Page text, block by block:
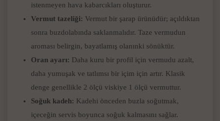
istenmeyen hava kabarcıkları oluşturur.
Vermut tazeliği: Vermut bir şarap ürünüdür; açıldıktan
sonra buzdolabında saklanmalıdır. Taze vermudun
aroması belirgin, bayatlamış olanınki sönüktür.
Oran ayarı: Daha kuru bir profil için vermudu azalt,
daha yumuşak ve tatlımsı bir içim için artır. Klasik
denge genellikle 2 ölçü viskiye 1 ölçü vermuttur.
Soğuk kadeh: Kadehi önceden buzla soğutmak,
içeceğin servis boyunca soğuk kalmasını sağlar.